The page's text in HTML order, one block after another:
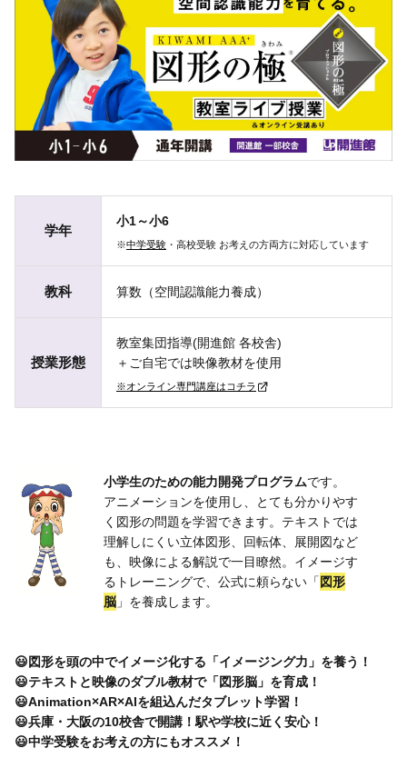
学年
小1～小6
※中学受験 ・高校受験 お考えの方両方に対応しています
教科 算数（空間認識能力養成）
授業形態
教室集団指導(開進館 各校舎)
＋ご自宅では映像教材を使用
※オンライン専門講座はコチラ
小学生のための能力開発プログラムです。
アニメーションを使用し、とても分かりやす
く図形の問題を学習できます。テキストでは
理解しにくい立体図形、回転体、展開図など
も、映像による解説で一目瞭然。イメージす
るトレーニングで、公式に頼らない「 図形
脳 」を養成します。
😃図形を頭の中でイメージ化する「イメージング力」を養う！
😃テキストと映像のダブル教材で「図形脳」を育成！
😃Animation×AR×AIを組込んだタブレット学習！
😃兵庫・大阪の10校舎で開講！駅や学校に近く安心！
😃中学受験をお考えの方にもオススメ！